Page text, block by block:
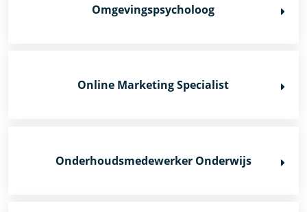
Omgevingspsycholoog
Online Marketing Specialist
Onderhoudsmedewerker Onderwijs